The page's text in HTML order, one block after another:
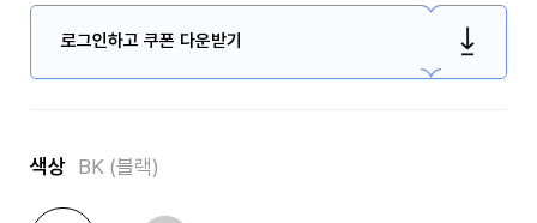
로그인하고 쿠폰 다운받기
색상 BK (블랙)